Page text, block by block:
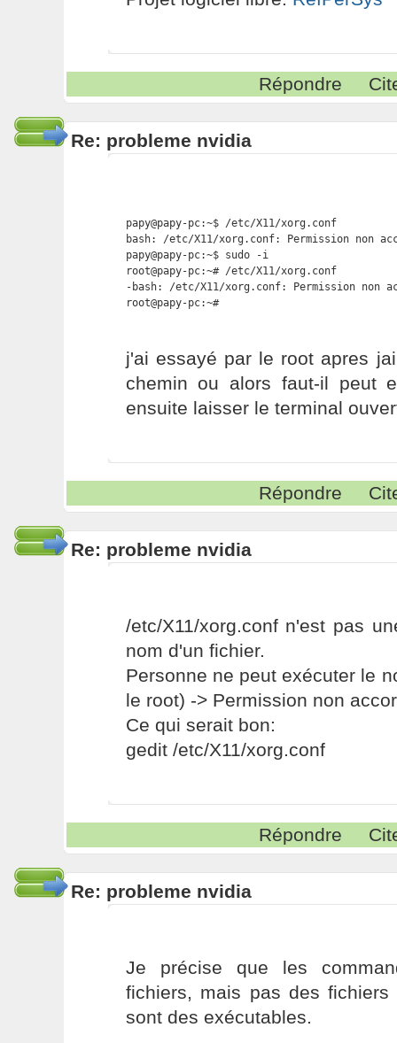
Répondre
Re: probleme nvidia
papy@papy-pc:~$ /etc/X11/xorg.conf
bash: /etc/X11/xorg.conf: Permission non
papy@papy-pc:~$ sudo -i
root@papy-pc:~# /etc/X11/xorg.conf
-bash: /etc/X11/xorg.conf: Permission non
root@papy-pc:~#
j'ai essayé par le root apres
chemin ou alors faut-il peut
ensuite laisser le terminal
Répondre
Re: probleme nvidia
/etc/X11/xorg.conf n'est pas
nom d'un fichier.
Personne ne peut exécuter le
le root) -> Permission non
Ce qui serait bon:
gedit /etc/X11/xorg.conf
Répondre
Re: probleme nvidia
Je précise que les
fichiers, mais pas des
sont des exécutables.